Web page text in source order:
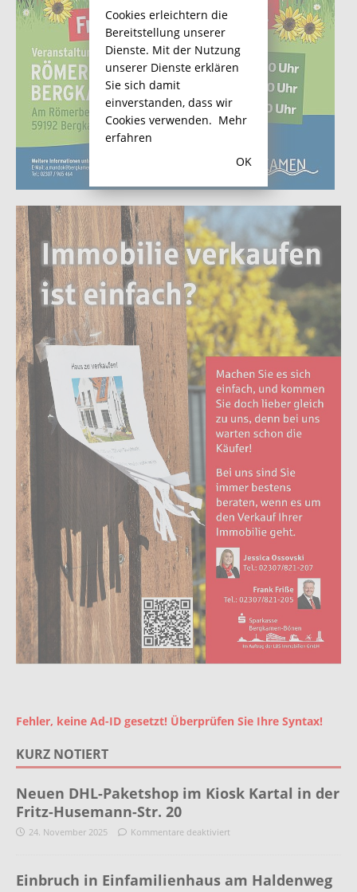
Fehler, keine Ad-ID gesetzt! Überprüfen Sie Ihre Syntax!
KURZ NOTIERT
Neuen DHL-Paketshop im Kiosk Kartal in der
Fritz-Husemann-Str. 20
24. November 2025 Kommentare deaktiviert
Einbruch in Einfamilienhaus am Haldenweg
Cookies erleichtern die
Bereitstellung unserer
Dienste. Mit der Nutzung
unserer Dienste erklären
Sie sich damit
einverstanden, dass wir
Cookies verwenden. Mehr
erfahren
OK